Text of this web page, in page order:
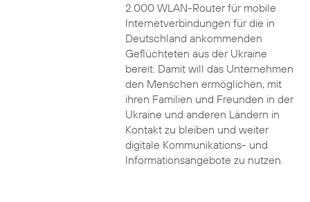
2.000 WLAN-Router für mobile
Internetverbindungen für die in
Deutschland ankommenden
Geflüchteten aus der Ukraine
bereit. Damit will das Unternehmen
den Menschen ermöglichen, mit
ihren Familien und Freunden in der
Ukraine und anderen Ländern in
Kontakt zu bleiben und weiter
digitale Kommunikations- und
Informationsangebote zu nutzen.